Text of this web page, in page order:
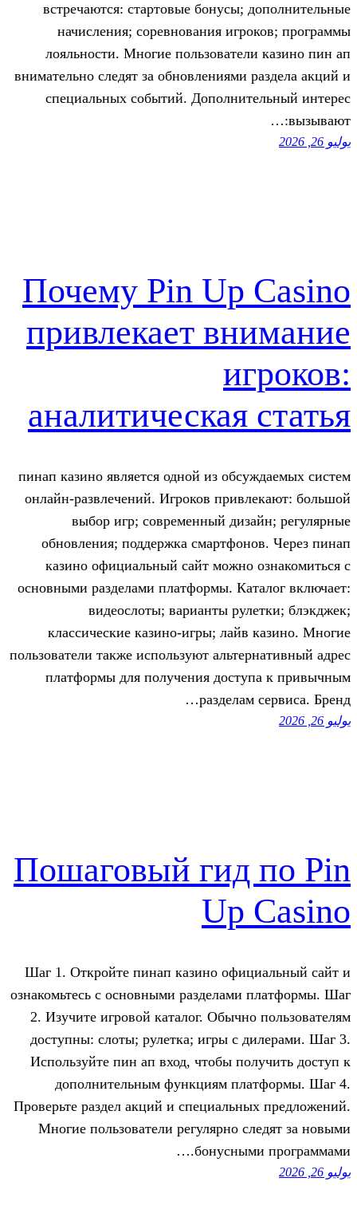
встречаются: стартовые бонусы;
начисления; соревнования
лояльности. Многие
внимательно следят за обновлениями
специальных событий.
Почему Pin Up
привлекает
аналитическая
пинап казино является одной из
онлайн-развлечений. Игроков
выбор игр; современный
обновления; поддержка
казино официальный сайт можно
основными разделами платформы.
видеослоты; варианты
классические казино-игры;
пользователи также используют
платформы для получения
Пошаговый
Up
Шаг 1. Откройте пинап казино
ознакомьтесь с основными
2. Изучите игровой каталог.
доступны: слоты; рулетка; игры с
Используйте пин ап вход, чтобы
дополнительным функциям
Проверьте раздел акций и
Многие пользователи регулярно